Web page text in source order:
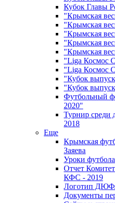
Кубок Главы
"Крымская
"Крымская
"Крымская
"Крымская
"Крымская
"Liga Космос
"Liga Космос
"Кубок
"Кубок
Футбольный
2020"
Турнир среди
2018
Еще
Крымская
Заяева
Уроки
Отчет
КФС - 2019
Логотип
Документы